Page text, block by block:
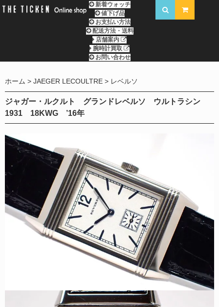
新着ウォッチ
値下げ品
お支払い方法
配送方法・送料
店舗案内
腕時計買取
お問い合わせ
ホーム JAEGER LECOULTRE レベルソ
ジャガー・ルクルト グランドレベルソ ウルトラシン
1931 18KWG ’16年